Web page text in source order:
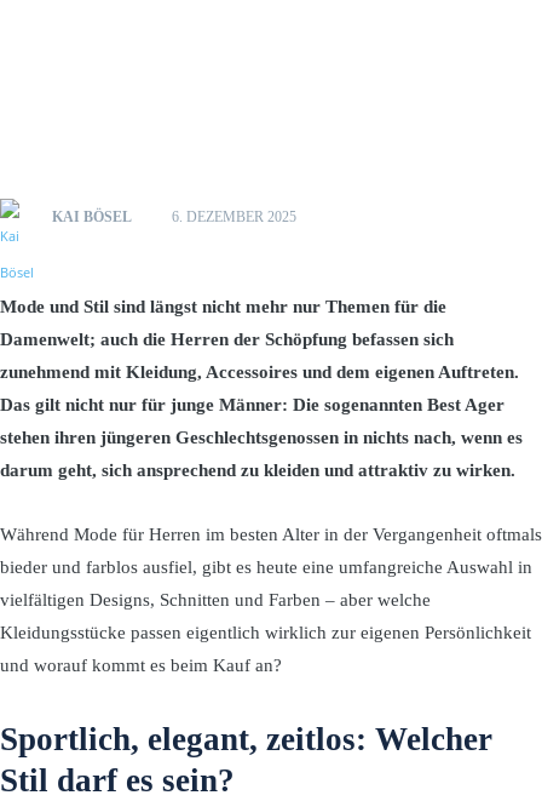
KAI BÖSEL 6. DEZEMBER 2025
Mode und Stil sind längst nicht mehr nur Themen für die
Damenwelt; auch die Herren der Schöpfung befassen sich
zunehmend mit Kleidung, Accessoires und dem eigenen Auftreten.
Das gilt nicht nur für junge Männer: Die sogenannten Best Ager
stehen ihren jüngeren Geschlechtsgenossen in nichts nach, wenn es
darum geht, sich ansprechend zu kleiden und attraktiv zu wirken.
Während Mode für Herren im besten Alter in der Vergangenheit oftmals
bieder und farblos ausfiel, gibt es heute eine umfangreiche Auswahl in
vielfältigen Designs, Schnitten und Farben – aber welche
Kleidungsstücke passen eigentlich wirklich zur eigenen Persönlichkeit
und worauf kommt es beim Kauf an?
Sportlich, elegant, zeitlos: Welcher
Stil darf es sein?